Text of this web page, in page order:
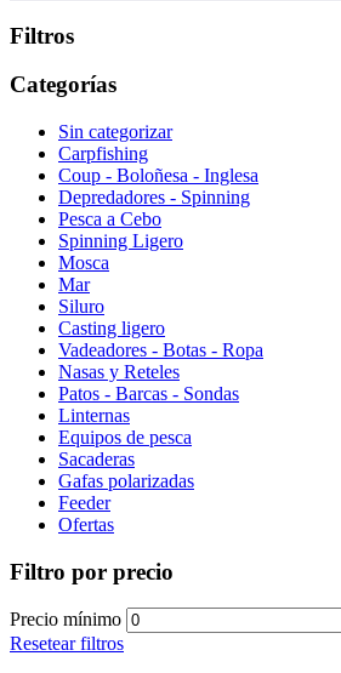
Filtros
Categorías
Sin categorizar
Carpfishing
Coup - Boloñesa - Inglesa
Depredadores - Spinning
Pesca a Cebo
Spinning Ligero
Mosca
Mar
Siluro
Casting ligero
Vadeadores - Botas - Ropa
Nasas y Reteles
Patos - Barcas - Sondas
Linternas
Equipos de pesca
Sacaderas
Gafas polarizadas
Feeder
Ofertas
Filtro por precio
Precio mínimo
Resetear filtros